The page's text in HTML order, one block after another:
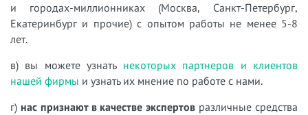
и городах-миллионниках (Москва, Санкт-Петербург,
Екатеринбург и прочие) с опытом работы не менее 5-8
лет.
в) вы можете узнать некоторых партнеров и клиентов
нашей фирмы и узнать их мнение по работе с нами.
г) нас признают в качестве экспертов различные средства